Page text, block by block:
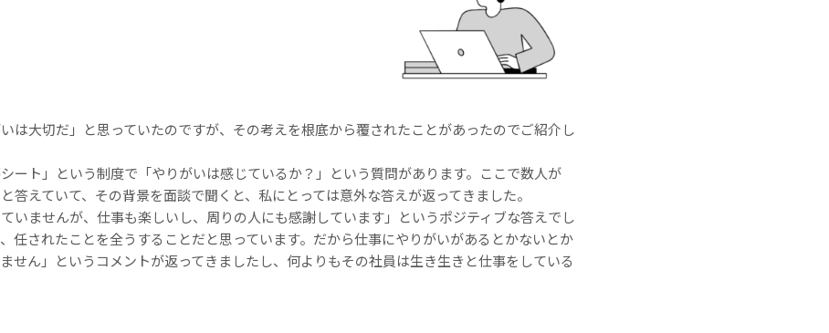
は大切だ」と思っていたのですが、その考えを根底から覆されたことがあったのでご紹介し
ート」という制度で「やりがいは感じているか？」という質問があります。ここで数人が
答えていて、その背景を面談で聞くと、私にとっては意外な答えが返ってきました。
いませんが、仕事も楽しいし、周りの人にも感謝しています」というポジティブな答えでし
任されたことを全うすることだと思っています。だから仕事にやりがいがあるとかないとか
せん」というコメントが返ってきましたし、何よりもその社員は生き生きと仕事をしている